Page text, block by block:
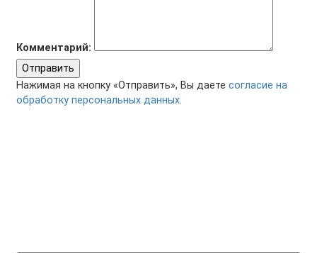
Комментарий:
Отправить
Нажимая на кнопку «Отправить», Вы даете согласие на
обработку персональных данных.